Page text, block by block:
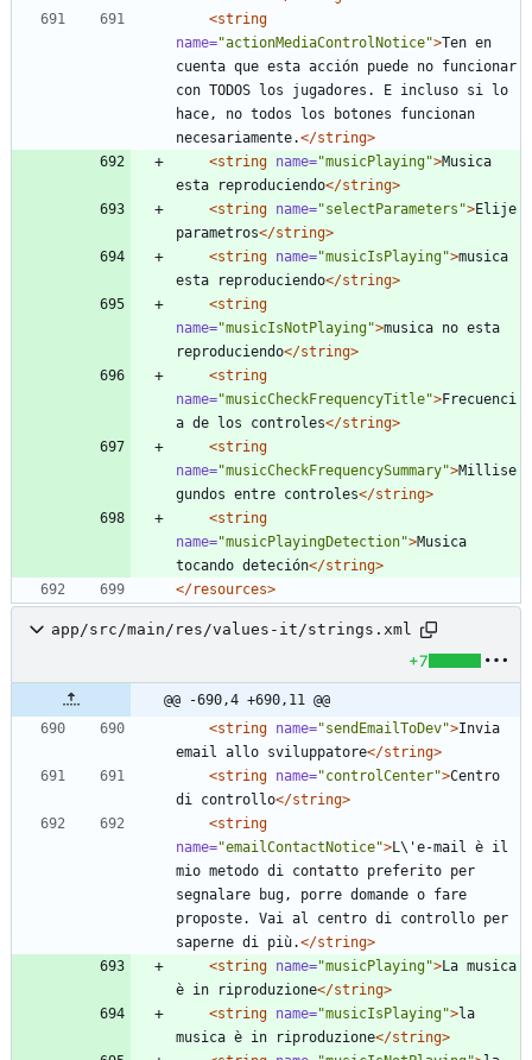
<string
name="actionMediaControlNotice">Ten en
cuenta que esta acción puede no funcionar
con TODOS los jugadores. E incluso si lo
hace, no todos los botones funcionan
necesariamente.</string>
<string name="musicPlaying">Musica
esta reproduciendo</string>
<string name="selectParameters">Elije
parametros</string>
<string name="musicIsPlaying">musica
esta reproduciendo</string>
<string
name="musicIsNotPlaying">musica no esta
reproduciendo</string>
<string
name="musicCheckFrequencyTitle">Frecuenci
a de los controles</string>
<string
name="musicCheckFrequencySummary">Millise
gundos entre controles</string>
<string
name="musicPlayingDetection">Musica
tocando deteción</string>
</resources>
app/src/main/res/values-it/strings.xml
+7
@@ -690,4 +690,11 @@
<string name="sendEmailToDev">Invia
email allo sviluppatore</string>
<string name="controlCenter">Centro
di controllo</string>
<string
name="emailContactNotice">L\'e-mail è il
mio metodo di contatto preferito per
segnalare bug, porre domande o fare
proposte. Vai al centro di controllo per
saperne di più.</string>
<string name="musicPlaying">La musica
è in riproduzione</string>
<string name="musicIsPlaying">la
musica è in riproduzione</string>